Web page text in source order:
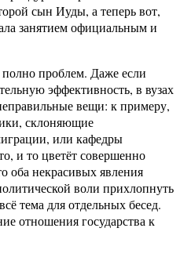
сын Иуды, а теперь вот,
занятием официальным и
проблем. Даже если
эффективность, в вузах
вещи: к примеру,
склоняющие
или кафедры
и то цветёт совершенно
оба некрасивых явления
воли прихлопнуть
тема для отдельных бесед.
отношения государства к